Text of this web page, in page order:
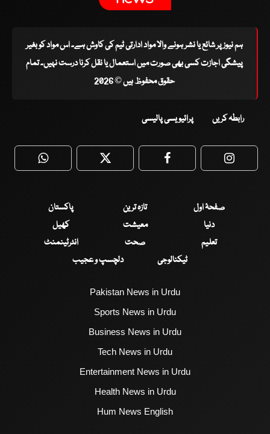
ہم نیوز پر شائع یا نشر ہونے والا مواد ادارتی ٹیم کی کاوش ہے۔ اس مواد کو بغیر
پیشگی اجازت کسی بھی صورت میں استعمال یا نقل کرنا درست نہیں۔ تمام
حقوق محفوظ ہیں © 2026
رابطہ کریں پرائیویسی پالیسی
WhatsApp Twitter Facebook
صفحۂ اول تازہ ترین
پاکستان
دنیا
معیشت
کھیل
تعلیم
صحت
انٹرٹینمنٹ
ٹیکنالوجی
دلچسپ و عجیب
Pakistan News in Urdu
Sports News in Urdu
Business News in Urdu
Tech News in Urdu
Entertainment News in Urdu
Health News in Urdu
Hum News English